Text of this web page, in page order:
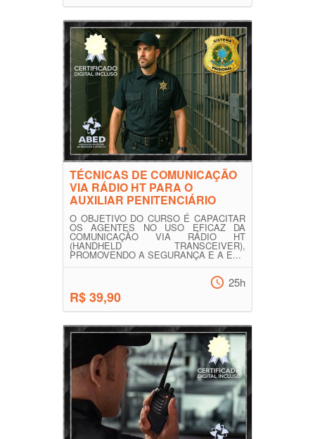
TÉCNICAS DE COMUNICAÇÃO
VIA RÁDIO HT PARA O
AUXILIAR PENITENCIÁRIO
O OBJETIVO DO CURSO É CAPACITAR
OS AGENTES NO USO EFICAZ DA
COMUNICAÇÃO VIA RÁDIO HT
(HANDHELD TRANSCEIVER),
PROMOVENDO A SEGURANÇA E A E...
R$ 39,90
25h